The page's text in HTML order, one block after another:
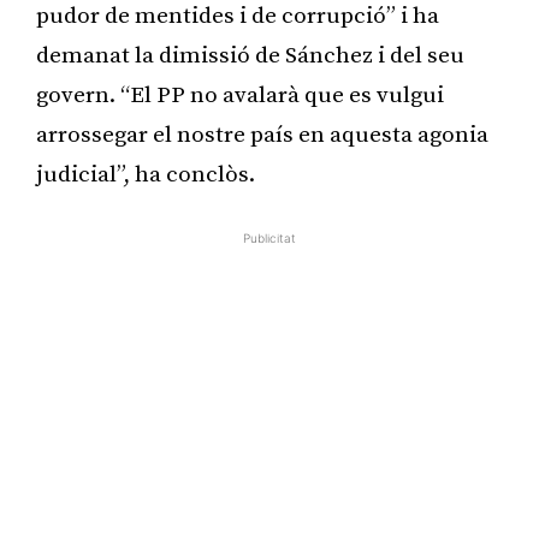
pudor de mentides i de corrupció” i ha
demanat la dimissió de Sánchez i del seu
govern. “El PP no avalarà que es vulgui
arrossegar el nostre país en aquesta agonia
judicial”, ha conclòs.
Publicitat